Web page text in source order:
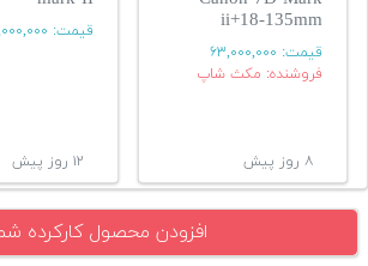
ii+18-135mm
قیمت: ۶۳,۰۰۰,۰۰۰
فروشنده: مکث شاپ
۸ روز پیش
قیمت:
۱۲ روز پیش
افزودن محصول کارکرده